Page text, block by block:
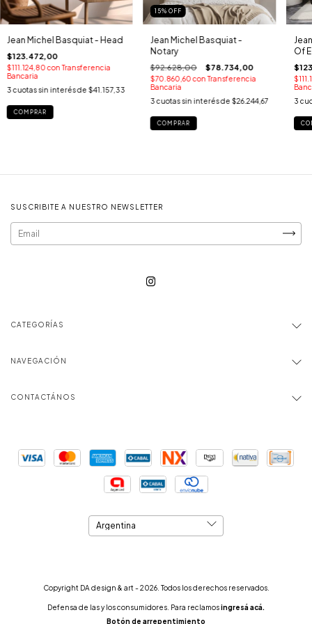
Jean Michel Basquiat - Head
$123.472,00
$111.124,80con Transferencia
Bancaria
3 cuotas sin interés de $41.157,33
COMPRAR
15% OFF
Jean Michel Basquiat -
Notary
$92.628,00 $78.734,00
$70.860,60con Transferencia
Bancaria
3 cuotas sin interés de $26.244,67
COMPRAR
Of
3
SUSCRIBITE A NUESTRO NEWSLETTER
CATEGORÍAS
NAVEGACIÓN
CONTACTÁNOS
Copyright DA design & art - 2026. Todos los derechos reservados.
Defensa de las y los consumidores. Para reclamosingresá acá.
Botón de arrepentimiento